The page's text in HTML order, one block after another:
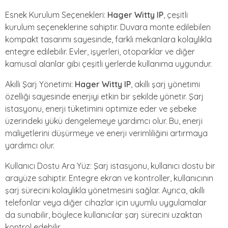
Esnek Kurulum Seçenekleri: Hager Witty IP , çeşitli
kurulum seçeneklerine sahiptir. Duvara monte edilebilen
kompakt tasarımı sayesinde, farklı mekanlara kolaylıkla
entegre edilebilir. Evler, işyerleri, otoparklar ve diğer
kamusal alanlar gibi çeşitli yerlerde kullanıma uygundur.
Akıllı Şarj Yönetimi: Hager Witty IP , akıllı şarj yönetimi
özelliği sayesinde enerjiyi etkin bir şekilde yönetir. Şarj
istasyonu, enerji tüketimini optimize eder ve şebeke
üzerindeki yükü dengelemeye yardımcı olur. Bu, enerji
maliyetlerini düşürmeye ve enerji verimliliğini artırmaya
yardımcı olur.
Kullanıcı Dostu Ara Yüz: Şarj istasyonu, kullanıcı dostu bir
arayüze sahiptir. Entegre ekran ve kontroller, kullanıcının
şarj sürecini kolaylıkla yönetmesini sağlar. Ayrıca, akıllı
telefonlar veya diğer cihazlar için uyumlu uygulamalar
da sunabilir, böylece kullanıcılar şarj sürecini uzaktan